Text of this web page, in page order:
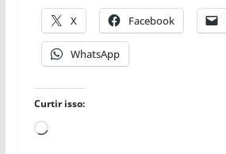
X Facebook
WhatsApp
Curtir isso:
Carregando...